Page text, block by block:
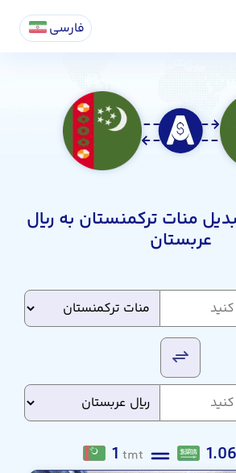
فارسی
منات ترکمنستان به ریال
عربستان
1 tmt